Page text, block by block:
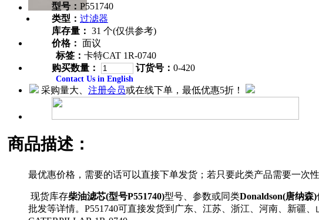
型号： P551740
类型： 过滤器
库存量： 31 个(仅供参考)
价格： 面议
标签： 卡特CAT 1R-0740
购买数量：
订货号： 0-420
Contact Us in English
采购量大、 注册会员或在线下单，最低优惠5折！
商品描述：
最优惠价格，需要的话可以直接下单发货；若只要此类产品需要一次
现货库存柴油滤芯(型号P551740)型号、参数或同类Donaldson(唐纳森)
批发等详情。P551740可直接发货到广东、江苏、浙江、河南、新疆